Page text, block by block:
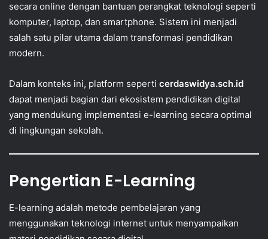
secara online dengan bantuan perangkat teknologi seperti
komputer, laptop, dan smartphone. Sistem ini menjadi
salah satu pilar utama dalam transformasi pendidikan
modern.
Dalam konteks ini, platform seperti cerdaswidya.sch.id
dapat menjadi bagian dari ekosistem pendidikan digital
yang mendukung implementasi e-learning secara optimal
di lingkungan sekolah.
Pengertian E-Learning
E-learning adalah metode pembelajaran yang
menggunakan teknologi internet untuk menyampaikan